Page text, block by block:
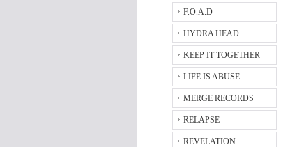
F.O.A.D
HYDRA HEAD
KEEP IT TOGETHER
LIFE IS ABUSE
MERGE RECORDS
RELAPSE
REVELATION